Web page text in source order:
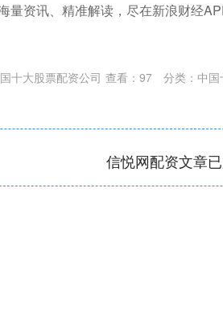
量资讯、精准解读，尽在新浪财经
十大股票配资公司 查看： 97 分类： 中
信悦网配资文章